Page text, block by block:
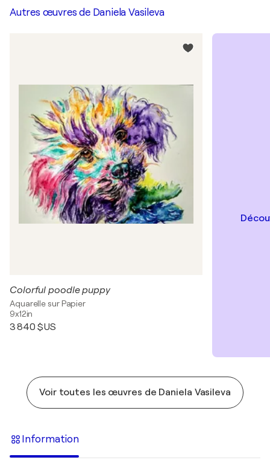
Autres œuvres de Daniela Vasileva
Colorful poodle puppy
Aquarelle sur Papier
9x12in
3 840 $US
Voir toutes les œuvres de Daniela Vasileva
Information